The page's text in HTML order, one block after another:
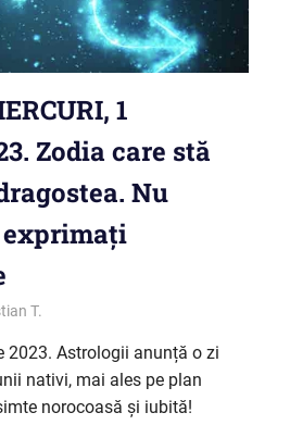
1
Zodia care stă
Nu
T.
2023. Astrologii anunță o zi
nativi, mai ales pe plan
norocoasă și iubită!